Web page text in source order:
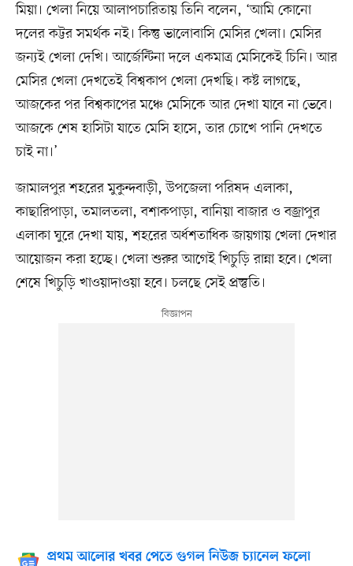
মিয়া। খেলা নিয়ে আলাপচারিতায় তিনি বলেন, ‘আমি কোনো
দলের কট্টর সমর্থক নই। কিন্তু ভালোবাসি মেসির খেলা। মেসির
জন্যই খেলা দেখি। আর্জেন্টিনা দলে একমাত্র মেসিকেই চিনি। আর
মেসির খেলা দেখতেই বিশ্বকাপ খেলা দেখছি। কষ্ট লাগছে,
আজকের পর বিশ্বকাপের মঞ্চে মেসিকে আর দেখা যাবে না ভেবে।
আজকে শেষ হাসিটা যাতে মেসি হাসে, তার চোখে পানি দেখতে
চাই না।’
জামালপুর শহরের মুকুন্দবাড়ী, উপজেলা পরিষদ এলাকা,
কাছারিপাড়া, তমালতলা, বশাকপাড়া, বানিয়া বাজার ও বজ্রাপুর
এলাকা ঘুরে দেখা যায়, শহরের অর্ধশতাধিক জায়গায় খেলা দেখার
আয়োজন করা হচ্ছে। খেলা শুরুর আগেই খিচুড়ি রান্না হবে। খেলা
শেষে খিচুড়ি খাওয়াদাওয়া হবে। চলছে সেই প্রস্তুতি।
প্রথম আলোর খবর পেতে গুগল নিউজ চ্যানেল ফলো